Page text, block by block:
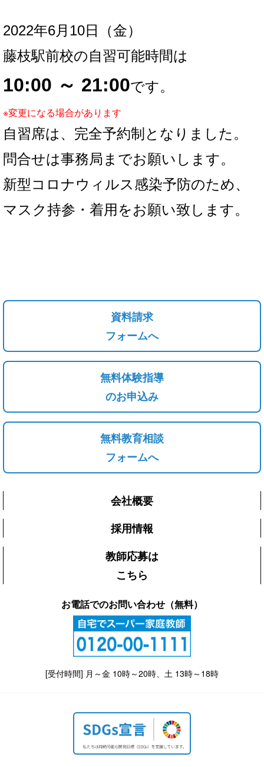
2022年6月10日（金）
藤枝駅前校の自習可能時間は
10:00 ～ 21:00です。
※変更になる場合があります
自習席は、完全予約制となりました。
問合せは事務局までお願いします。
新型コロナウィルス感染予防のため、
マスク持参・着用をお願い致します。
資料請求
フォームへ
無料体験指導
のお申込み
無料教育相談
フォームへ
会社概要
採用情報
教師応募は
こちら
お電話でのお問い合わせ（無料）
[受付時間] 月～金 10時～20時、土 13時～18時